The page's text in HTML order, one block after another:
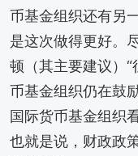
币基金组织还有另
是这次做得更好。
顿（其主要建议）
币基金组织仍在鼓
国际货币基金组织
也就是说，财政政